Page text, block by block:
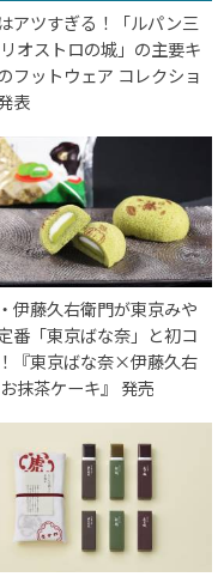
アツすぎる！「ルパン三
オストロの城」の主要キ
フットウェア コレクショ
表
伊藤久右衛門が東京みや
番「東京ばな奈」と初コ
『東京ばな奈×伊藤久右
抹茶ケーキ』 発売